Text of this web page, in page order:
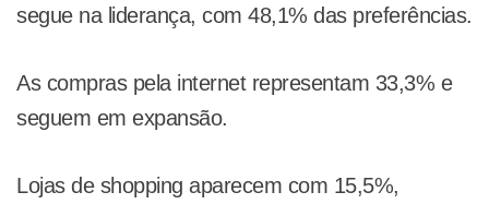
segue na liderança, com 48,1% das preferências.
As compras pela internet representam 33,3% e
seguem em expansão.
Lojas de shopping aparecem com 15,5%,